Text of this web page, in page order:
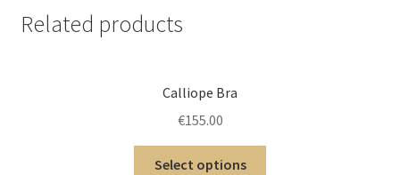
Related products
Calliope Bra
€155.00
Select options